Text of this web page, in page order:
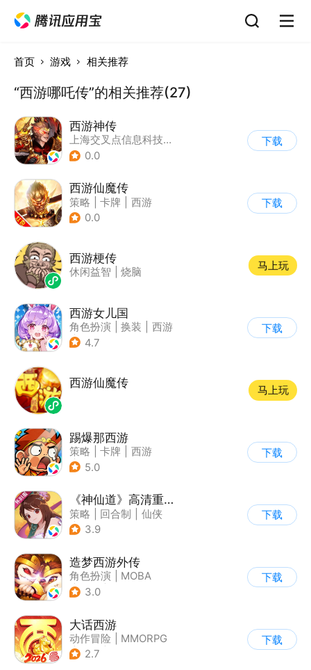
首页 游戏 相关推荐
“西游哪吒传”的相关推荐(27)
西游神传
上海交叉点信息科技有限公司
0.0
下载
西游仙魔传
策略 卡牌
西游
| 卡通
0.0
下载
西游梗传
休闲益智 烧脑
马上玩
西游女儿国
角色扮演 换装
西游
| 剧情
4.7
下载
西游仙魔传
马上玩
踢爆那西游
策略 卡牌
西游
| 剧情
5.0
下载
《神仙道》高清重制版
策略 回合制
仙侠
| 中国风
3.9
下载
造梦西游外传
角色扮演
MOBA
| 西游
3.0
下载
大话西游
动作冒险
MMORPG
| 西游
2.7
下载